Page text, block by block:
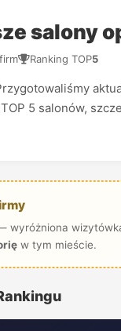
salony
firm Ranking TOP5
5 salonów,
wyróżniona
w tym mieście.